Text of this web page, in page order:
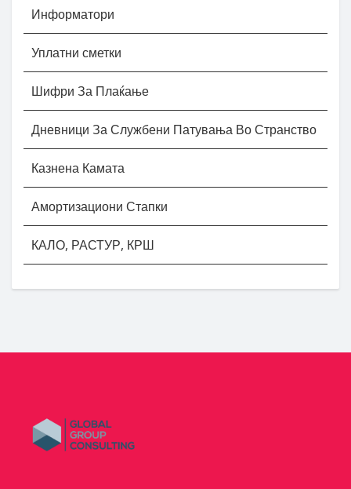
Информатори
Уплатни сметки
Шифри За Плаќање
Дневници За Службени Патувања Во Странство
Казнена Камата
Амортизациони Стапки
КАЛО, РАСТУР, КРШ